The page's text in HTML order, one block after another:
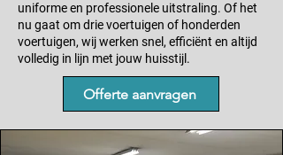
uniforme en professionele uitstraling. Of het
nu gaat om drie voertuigen of honderden
voertuigen, wij werken snel, efficiënt en altijd
volledig in lijn met jouw huisstijl.
Offerte aanvragen